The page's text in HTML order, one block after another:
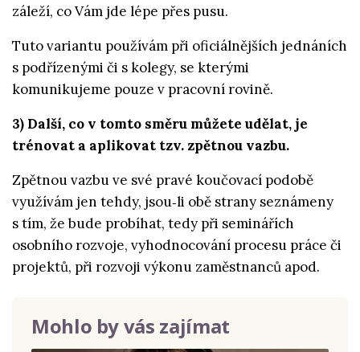
záleží, co Vám jde lépe přes pusu.
Tuto variantu používám při oficiálnějších jednáních
s podřízenými či s kolegy, se kterými
komunikujeme pouze v pracovní rovině.
3) Další, co v tomto směru můžete udělat, je
trénovat a aplikovat tzv. zpětnou vazbu.
Zpětnou vazbu ve své pravé koučovací podobě
využívám jen tehdy, jsou‑li obě strany seznámeny
s tím, že bude probíhat, tedy při seminářích
osobního rozvoje, vyhodnocování procesu práce či
projektů, při rozvoji výkonu zaměstnanců apod.
Mohlo by vás zajímat